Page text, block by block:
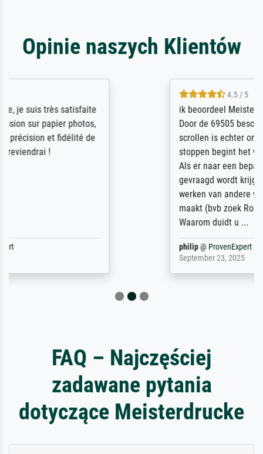
Opinie naszych Klientów
ik beoordeel Meisterdrucke zeer positief.
Door de 69505 beschikbare kunstenaars
scrollen is echter onbegonnen werk (na
stoppen begint het weer van voor af aan).
Als er naar een bepaalde kunstenaar
gevraagd wordt krijg je ook een aantal
werken van andere wat het onoverzichtelijk
maakt (bvb zoek Ros = ook Rops, Rose etc).
FAQ – Najczęściej
zadawane pytania
dotyczące Meisterdrucke